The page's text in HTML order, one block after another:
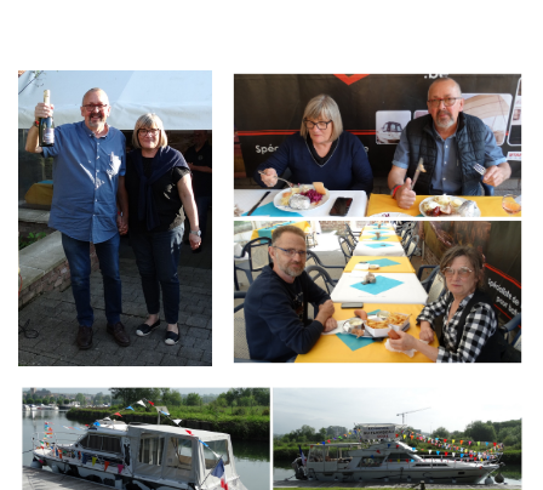
Branding
ARMCHAIR ARMCHAIR
Branding
ARMCHAIR